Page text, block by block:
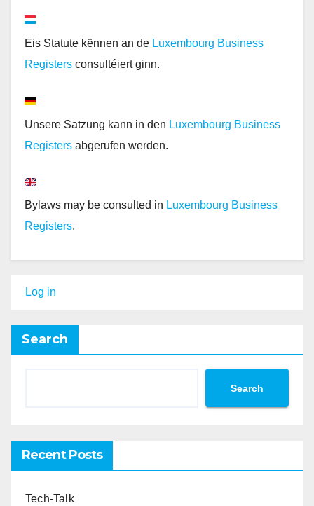
Eis Statute kënnen an de Luxembourg Business
Registers consultéiert ginn.
Unsere Satzung kann in den Luxembourg Business
Registers abgerufen werden.
Bylaws may be consulted in Luxembourg Business
Registers.
Log in
Search
Search
Recent Posts
Tech-Talk